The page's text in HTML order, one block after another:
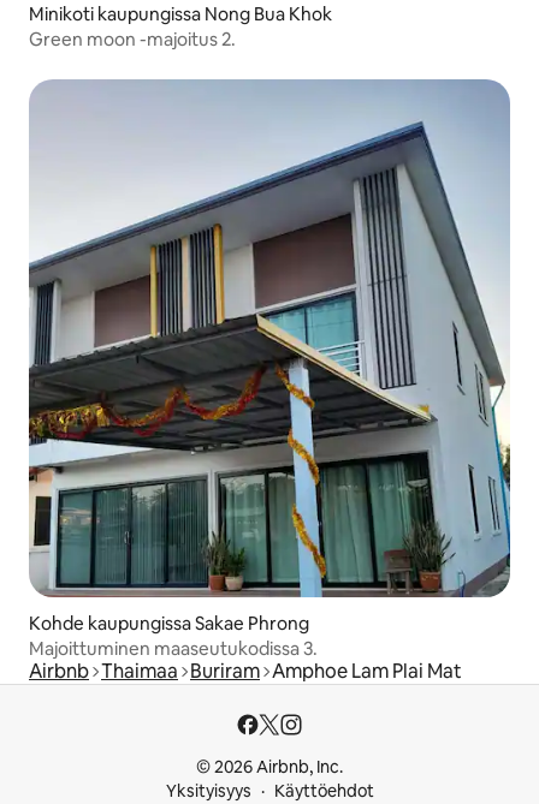
Minikoti kaupungissa Nong Bua Khok
Green moon -majoitus 2.
Kohde kaupungissa Sakae Phrong
Majoittuminen maaseutukodissa 3.
Airbnb Thaimaa Buriram Amphoe Lam Plai Mat
© 2026 Airbnb, Inc.
Yksityisyys
Käyttöehdot